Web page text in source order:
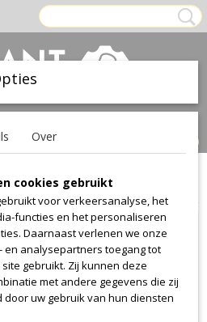
(0)
aronsen >Balder>
Over
cookies gebruikt
voor verkeersanalyse, het
functies en het personaliseren
Daarnaast verlenen we onze
en analysepartners toegang tot
gebruikt. Zij kunnen deze
met andere gegevens die zij
uw gebruik van hun diensten